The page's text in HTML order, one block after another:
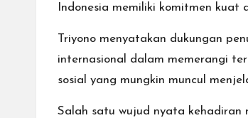
Indonesia memiliki komitmen
Triyono menyatakan dukungan
internasional dalam memerangi
sosial yang mungkin muncul
Salah satu wujud nyata